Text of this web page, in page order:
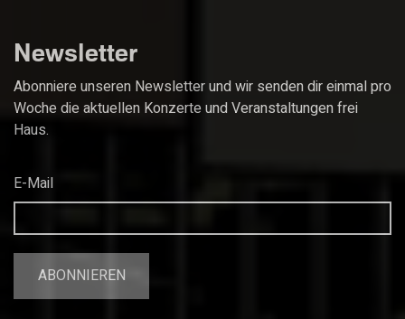
Newsletter
Abonniere unseren Newsletter und wir senden dir einmal pro
Woche die aktuellen Konzerte und Veranstaltungen frei
Haus.
E-Mail